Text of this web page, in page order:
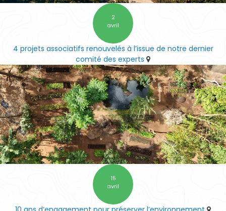
2
avril
4 projets associatifs renouvelés à l’issue de notre dernier
comité des experts
15
avril